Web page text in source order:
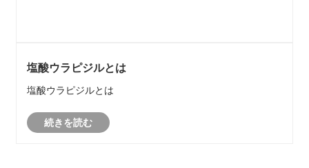
塩酸ウラピジルとは
塩酸ウラピジルとは
続きを読む